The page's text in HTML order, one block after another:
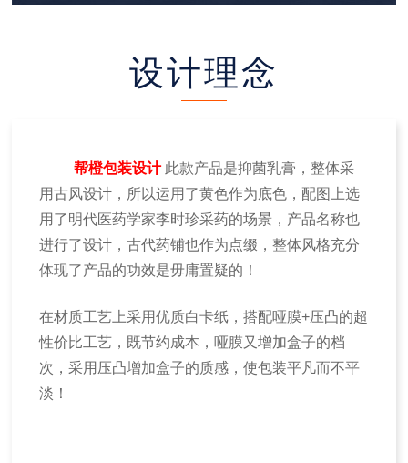
个性策划与定制！
设计理念
帮橙包装设计 此款产品是抑菌乳膏，整体采
用古风设计，所以运用了黄色作为底色，配图上选
用了明代医药学家李时珍采药的场景，产品名称也
进行了设计，古代药铺也作为点缀，整体风格充分
体现了产品的功效是毋庸置疑的！
在材质工艺上采用优质白卡纸，搭配哑膜+压凸的超
性价比工艺，既节约成本，哑膜又增加盒子的档
次，采用压凸增加盒子的质感，使包装平凡而不平
淡！